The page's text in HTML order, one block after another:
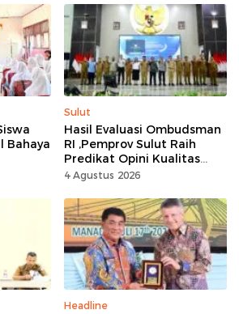
Bahaya
Sulut
Hasil Evaluasi Ombudsman
RI ,Pemprov Sulut Raih
Predikat Opini Kualitas
Tinggi Tanpa
4 Agustus 2026
Headline